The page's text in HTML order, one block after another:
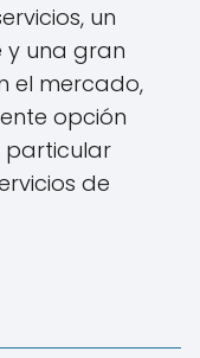
un
y una gran
el mercado,
opción
particular
de